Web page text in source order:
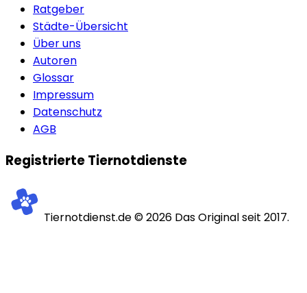
Ratgeber
Städte-Übersicht
Über uns
Autoren
Glossar
Impressum
Datenschutz
AGB
Registrierte Tiernotdienste
Tiernotdienst.de ©2026 Das Original seit 2017.